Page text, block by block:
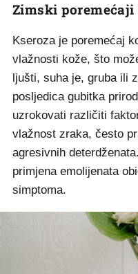
Zimski poremećaji
Kseroza je poremećaj
vlažnosti kože, što
ljušti, suha je, gruba ili
posljedica gubitka
uzrokovati različiti
vlažnost zraka, često
agresivnih
primjena emolijenata
simptoma.